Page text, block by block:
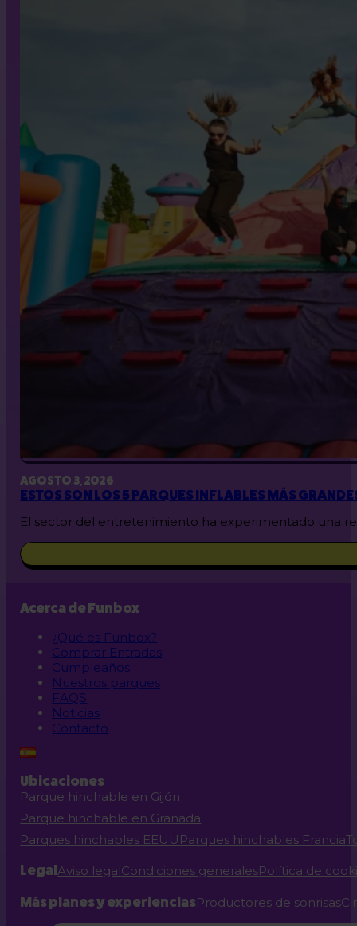
AGOSTO 3, 2026
ESTOS SON LOS 5 PARQUES INFLABLES MÁS
El sector del entretenimiento ha experimentado una
Acerca de Funbox
¿Qué es Funbox?
Comprar Entradas
Cumpleaños
Nuestros parques
FAQS
Noticias
Contacto
Ubicaciones
Parque hinchable en Gijón
Parque hinchable en Granada
Parques hinchables EEUU Parques hinchables Francia
LegalAviso legalCondiciones generalesPolítica de
Más planes y experienciasProductores de sonrisas